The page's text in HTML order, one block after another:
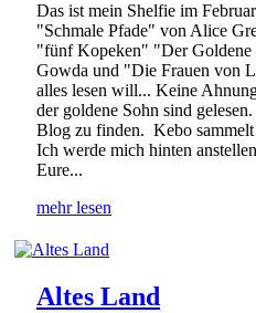
Das ist mein Shelfie im
"Schmale Pfade" von Alice
"fünf Kopeken" "Der Goldene
Gowda und "Die Frauen von
alles lesen will... Keine
der goldene Sohn sind
Blog zu finden. Kebo
Ich werde mich hinten
Eure...
mehr lesen
Altes Land